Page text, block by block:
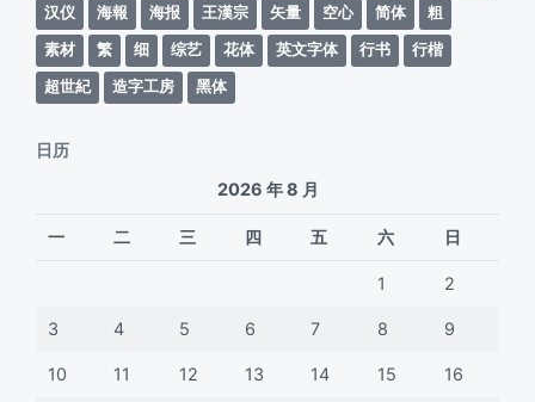
汉仪
海報 海报 王漢宗 矢量 空心 简体
粗
素材
繁 细 综艺 花体 英文字体 行书
行楷
超世紀
造字工房 黑体
日历
2026 年 8 月
一 二 三 四 五 六 日
1 2
3 4 5 6 7 8 9
10 11 12 13 14 15 16